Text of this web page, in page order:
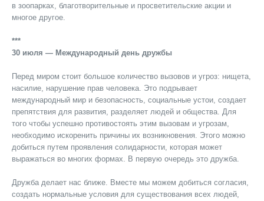
в зоопарках, благотворительные и просветительские акции и
многое другое.
***
30 июля — Международный день дружбы
Перед миром стоит большое количество вызовов и угроз: нищета,
насилие, нарушение прав человека. Это подрывает
международный мир и безопасность, социальные устои, создает
препятствия для развития, разделяет людей и общества. Для
того чтобы успешно противостоять этим вызовам и угрозам,
необходимо искоренить причины их возникновения. Этого можно
добиться путем проявления солидарности, которая может
выражаться во многих формах. В первую очередь это дружба.
Дружба делает нас ближе. Вместе мы можем добиться согласия,
создать нормальные условия для существования всех людей,